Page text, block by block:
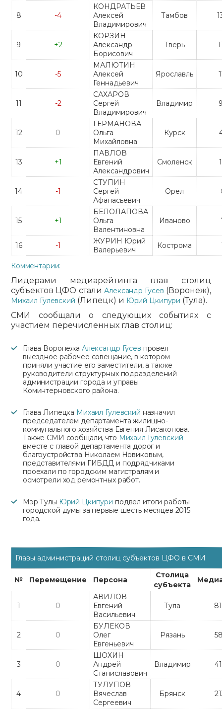
8 -4
КОНДРАТЬЕВ
Алексей
Владимирович
Тамбов
9 +2
КОРЗИН
Александр
Борисович
Тверь
10 -5
МАЛЮТИН
Алексей
Геннадьевич
Ярославль
11 -2
САХАРОВ
Сергей
Владимирович
Владимир
12 0
ГЕРМАНОВА
Ольга
Михайловна
Курск
13 +1
ПАВЛОВ
Евгений
Александрович
Смоленск
14 -1
СТУПИН
Сергей
Афанасьевич
Орел
15 +1
БЕЛОЛАПОВА
Ольга
Валентиновна
Иваново
16 -1
ЖУРИН Юрий
Валерьевич
Кострома
Комментарии:
Лидерами медиарейтинга глав столиц
субъектов ЦФО сталиАлександр Гусев (Воронеж),
Михаил Гулевский (Липецк) и Юрий Цкипури (Тула).
СМИ сообщали о следующих событиях с
участием перечисленных глав столиц:
Глава Воронежа Александр Гусев провел
выездное рабочее совещание, в котором
приняли участие его заместители, а также
руководители структурных подразделений
администрации города и управы
Коминтерновского района.
Глава Липецка Михаил Гулевский назначил
председателем департамента жилищно-
коммунального хозяйства Евгения Лисаконова.
Также СМИ сообщали, что Михаил Гулевский
вместе с главой департамента дорог и
благоустройства Николаем Новиковым,
представителями ГИБДД и подрядчиками
проехали по городским магистралям и
осмотрели ход ремонтных работ.
Мэр Тулы Юрий Цкипури подвел итоги работы
городской думы за первые шесть месяцев 2015
года.
Главы администраций столиц субъектов ЦФО в СМИ
№ Перемещение Персона
Столица
субъекта
1 0
АВИЛОВ
Евгений
Васильевич
Тула
2 0
БУЛЕКОВ
Олег
Евгеньевич
Рязань
3 0
ШОХИН
Андрей
Станиславович
Владимир
4 0
ТУЛУПОВ
Вячеслав
Сергеевич
Брянск